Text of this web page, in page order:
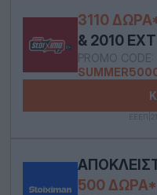
3110
& 2010
PROMO CODE:
500